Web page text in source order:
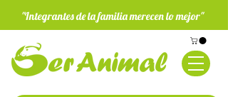
"Integrantes de la familia merecen lo mejor"